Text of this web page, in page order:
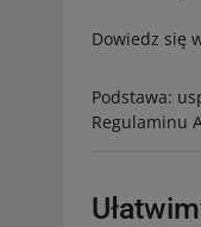
Dowiedz się
Podstawa:
Regulaminu